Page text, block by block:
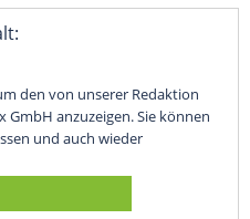
den von unserer Redaktion
anzuzeigen. Sie können
und auch wieder